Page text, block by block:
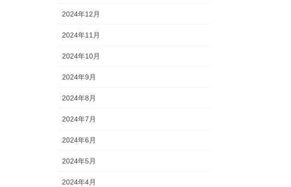
2024年12月
2024年11月
2024年10月
2024年9月
2024年8月
2024年7月
2024年6月
2024年5月
2024年4月